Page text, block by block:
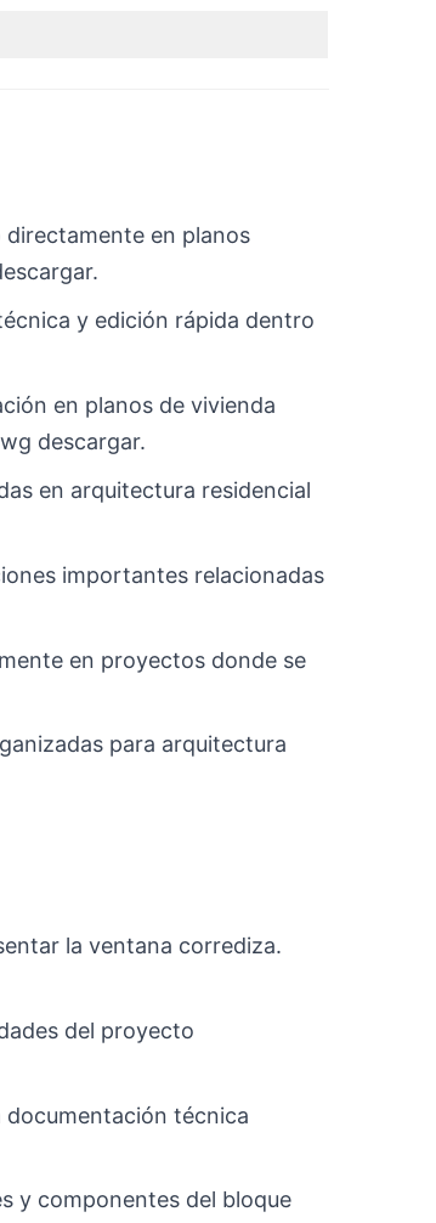
directamente en planos
y edición rápida dentro
en planos de vivienda
descargar.
en arquitectura residencial
importantes relacionadas
en proyectos donde se
para arquitectura
la ventana corrediza.
del proyecto
documentación técnica
y componentes del bloque